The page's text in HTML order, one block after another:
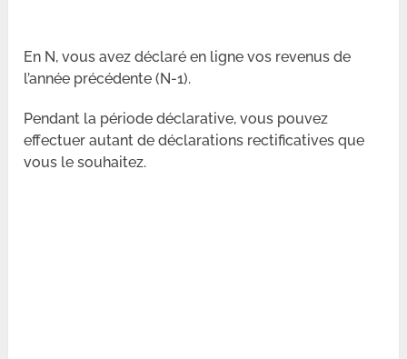
En N, vous avez déclaré en ligne vos revenus de
l’année précédente (N-1).
Pendant la période déclarative, vous pouvez
effectuer autant de déclarations rectificatives que
vous le souhaitez.